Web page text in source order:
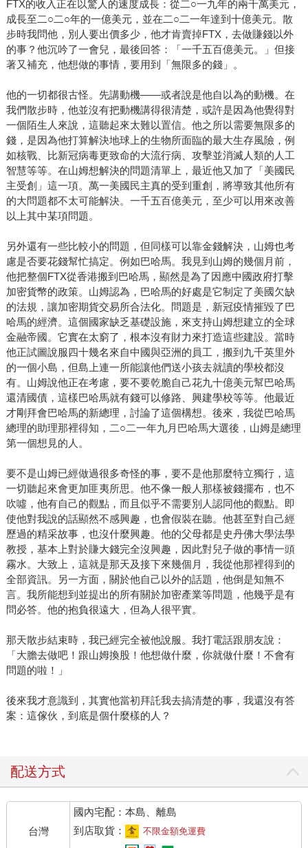
FTX的收入正在以驚人的速度成長：從二○一九年的兩千萬美元，
成長至二○二○年的一億美元，並在二○二一年達到十億美元。散
步時我問他，別人要出價多少，他才肯賣掉FTX，去做賺錢以外
的事？他沉吟了一會兒，最後回答：「一千五百億美元。」但接
著又補充，他想做的事情，要用到「無限多的錢」。
他的一切都很古怪。先講動機——或者說是他自以為的動機。在
我們散步時，他並沒有把動機講得很清楚，或許是因為他覺得對
一個陌生人來說，這聽起來太難以置信。他之所以需要無限多的
錢，是因為他打算解決地球上的生物所面臨的最大生存風險，例
如核戰、比新冠病毒更致命的大流行病、攻擊並消滅人類的人工
智慧等等。在山姆想解決的問題清單上，最近他又加了「美國民
主受創」這一項。萬一美國民主真的受到重創，將導致其他所有
的大問題都不太可能解決。一千五百億美元，至少可以用來改善
以上其中某項問題。
另外還有一些比較小的問題，但同樣可以靠金錢解決，山姆也考
慮是否要花錢幫忙搞定。例如巴哈馬。我見到山姆的幾個月前，
他把整個FTX從香港搬到巴哈馬，顯然是為了因應中國政府打擊
加密貨幣的政策。山姆認為，巴哈馬的好處是它制定了美國欠缺
的法規，讓加密期貨交易所合法化。問題是，新冠疫情摧毀了巴
哈馬的經濟。這個國家缺乏基礎設施，來支持山姆想建立的全球
金融帝國。它實在太窮了，根本沒有財力來打造這些建設。當時
他正試圖說服四十幾名來自中國與亞洲的員工，搬到九千英里外
的一個小島，但島上連一所能讓他們送小孩去就讀的學校都沒
有。山姆說他正在考慮，要不要乾脆自己花九十億美元幫巴哈馬
還清國債，這樣巴哈馬就有錢可以修路、興建學校等等。他最近
才剛拜會巴哈馬的新總理，討論了這個構想。後來，我從巴哈馬
總理的助理那裡得知，二○二一年九月巴哈馬大選後，山姆是總理
第一個想見的人。
要不是山姆已經做過很多奇怪的事，要不是他那麼特立獨行，這
一切聽起來會更加匪夷所思。他不像一般人那樣被錢擺布，也不
吹噓，他有自己的觀點，而且似乎不需要別人認同他的觀點。即
使他對我說的話顯然不感興趣，也會假裝在聽。他甚至對自己經
歷過的精采故事，也沒什麼興趣。他的父母都是史丹佛大學法學
教授，基本上對於賺大錢完全沒興趣，因此對兒子做的事情一頭
霧水。大致上，這就是那天及接下來幾個月，我從他那裡得到的
全部資訊。另一方面，關於他自己以外的話題，他倒是知無不
言。我所能想到並提出的所有關於加密產業等問題，他幾乎是有
問必答。他的抱負很遠大，但為人很平實。
那天散步結束時，我已經完全被他說服。我打電話跟朋友說：
「大膽去做吧！跟山姆換股！他想做什麼，你就做什麼！不會有
問題的啦！」
後來我才意識到，其實他當初拜託我去搞清楚的事，我還沒有答
案：這傢伙，到底是個什麼樣的人？
配送方式
台灣
國內宅配：本島、離島
到店取貨：
不限金額免運費